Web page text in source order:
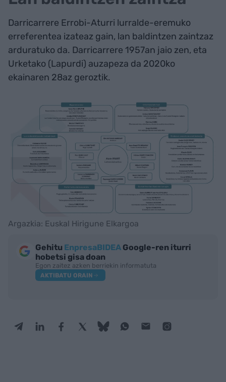
Darricarrere Errobi-Aturri lurralde-eremuko
erreferentea izateaz gain, lan baldintzen zaintzaz
arduratuko da. Darricarrere 1957an jaio zen, eta
Urketako (Lapurdi) auzapeza da 2020ko
ekainaren 28az geroztik.
Argazkia: Euskal Hirigune Elkargoa
Gehitu EnpresaBIDEA Google-ren iturri
hobetsi gisa doan
Egon zaitez azken berriekin informatuta
AKTIBATU ORAIN